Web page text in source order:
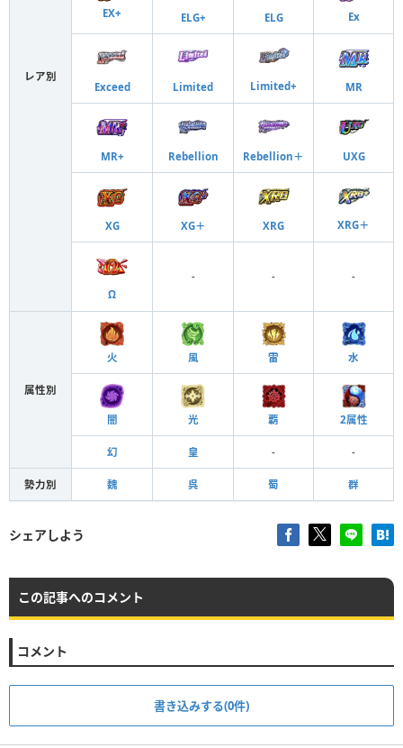
レア別
EX+ ELG+ ELG Ex
Exceed Limited Limited+ MR
MR+ Rebellion Rebellion＋ UXG
XG XG＋ XRG XRG＋
Ω
- - -
属性別
火 風 雷 水
闇 光 覇 2属性
幻 皇 - -
勢力別 魏 呉 蜀 群
シェアしよう
この記事へのコメント
コメント
書き込みする(0件)